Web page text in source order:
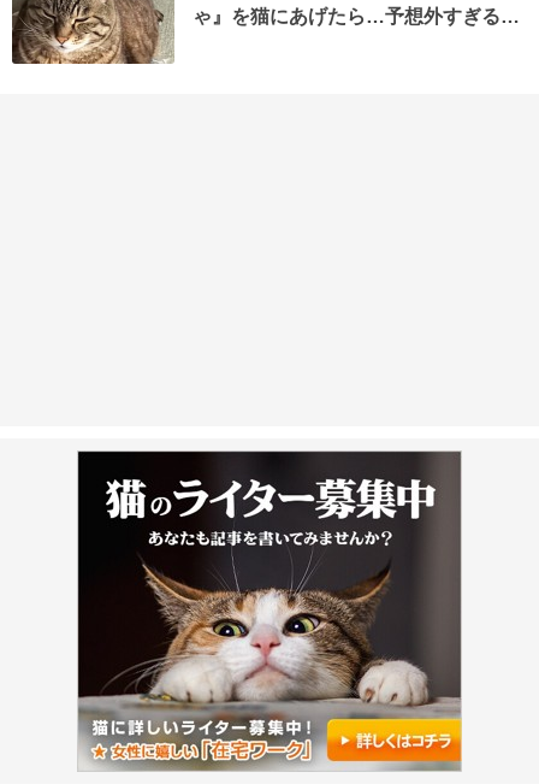
ゃ』を猫にあげたら…予想外すぎる…